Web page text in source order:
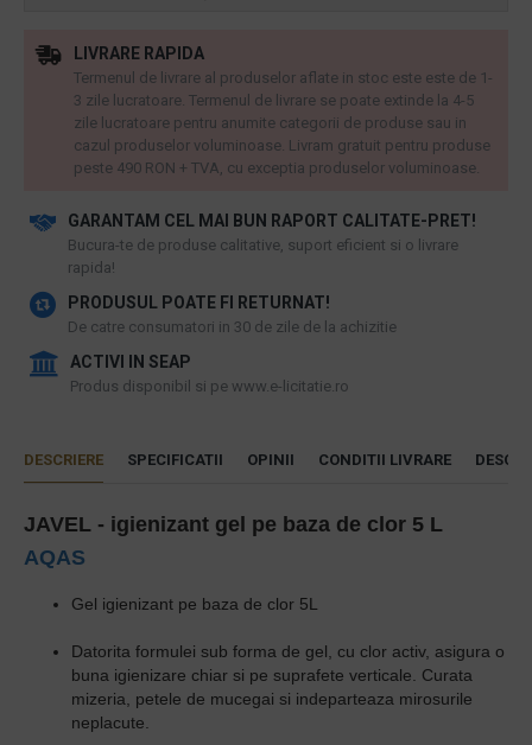
GARANTAM CEL MAI BUN RAPORT CALITATE-PRET!
​Bucura-te de produse calitative, suport eficient si o livrare
rapida!
PRODUSUL POATE FI RETURNAT!
De catre consumatori in 30 de zile de la achizitie
ACTIVI IN SEAP
Produs disponibil si pe www.e-licitatie.ro
LIVRARE RAPIDA
Termenul de livrare al produselor aflate in stoc este este de 1-
3 zile lucratoare. Termenul de livrare se poate extinde la 4-5
zile lucratoare pentru anumite categorii de produse sau in
cazul produselor voluminoase. Livram gratuit pentru produse
peste 490 RON + TVA, cu exceptia produselor voluminoase.
DESCRIERE SPECIFICATII OPINII CONDITII LIVRARE
JAVEL - igienizant gel pe baza de clor 5 L
AQAS
Gel igienizant pe baza de clor 5L
Datorita formulei sub forma de gel, cu clor activ, asigura o
buna igienizare chiar si pe suprafete verticale. Curata
mizeria, petele de mucegai si indeparteaza mirosurile
neplacute.